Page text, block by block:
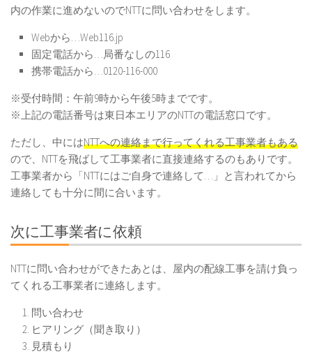
内の作業に進めないのでNTTに問い合わせをします。
Webから…Web116.jp
固定電話から…局番なしの116
携帯電話から…0120-116-000
※受付時間：午前9時から午後5時までです。
※上記の電話番号は東日本エリアのNTTの電話窓口です。
ただし、中にはNTTへの連絡まで行ってくれる工事業者もある
ので、NTTを飛ばして工事業者に直接連絡するのもありです。
工事業者から「NTTにはご自身で連絡して…」と言われてから
連絡しても十分に間に合います。
次に工事業者に依頼
NTTに問い合わせができたあとは、屋内の配線工事を請け負っ
てくれる工事業者に連絡します。
問い合わせ
ヒアリング（聞き取り）
見積もり